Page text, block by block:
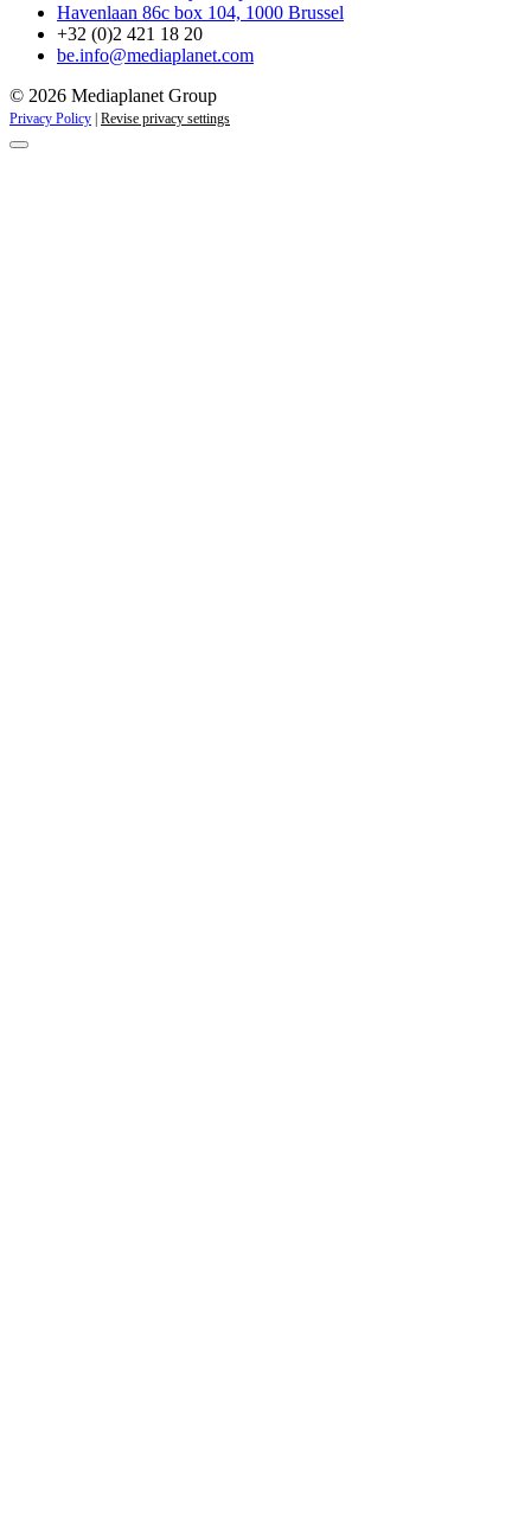
Havenlaan 86c box 104, 1000 Brussel
+32 (0)2 421 18 20
be.info@mediaplanet.com
© 2026 Mediaplanet Group
Privacy Policy Revise privacy settings